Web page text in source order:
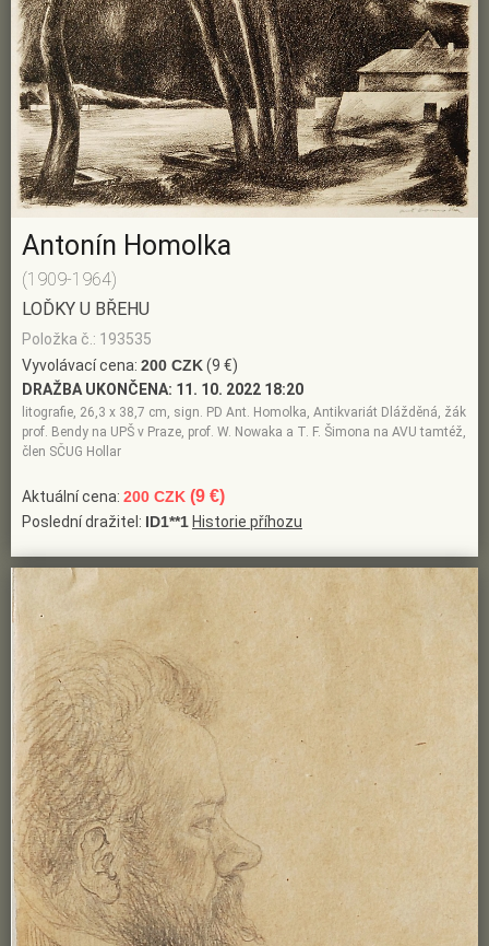
Antonín Homolka
(1909-1964)
LOĎKY U BŘEHU
Položka č.: 193535
Vyvolávací cena: 200 CZK(9 €)
DRAŽBA UKONČENA: 11. 10. 2022 18:20
litografie, 26,3 x 38,7 cm, sign. PD Ant. Homolka, Antikvariát Dlážděná, žák
prof. Bendy na UPŠ v Praze, prof. W. Nowaka a T. F. Šimona na AVU tamtéž,
člen SČUG Hollar
Aktuální cena: 200 CZK (9 €)
Poslední dražitel: ID1**1 Historie příhozu